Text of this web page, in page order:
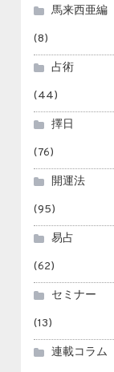
馬来西亜編
(8)
占術
(44)
擇日
(76)
開運法
(95)
易占
(62)
セミナー
(13)
連載コラム